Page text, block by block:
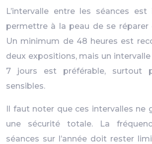
L’intervalle entre les séances
permettre à la peau de se réparer
Un minimum de 48 heures est
deux expositions, mais un
7 jours est préférable, surtout
sensibles.
Il faut noter que ces intervalles ne
une sécurité totale. La
séances sur l’année doit rester